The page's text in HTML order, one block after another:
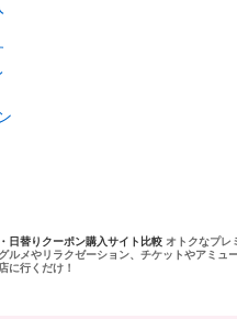
日替りクーポン購入サイト比較 オトクなプレ
ルメやリラクゼーション、チケットやアミ
に行くだけ！